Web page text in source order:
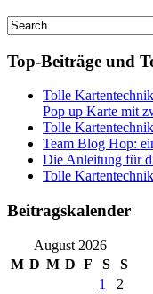
Top-Beiträge und
Tolle
Pop up Karte mit
Tolle
Team Blog Hop:
Die Anleitung für
Tolle
Beitragskalender
August 2026
M D M D F S
S
1
2